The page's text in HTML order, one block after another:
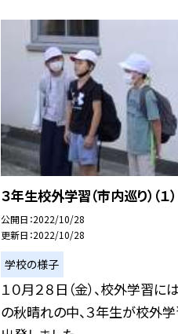
３年生校外学習（市内巡り）（１）
公開日 2022/10/28
更新日 2022/10/28
学校の様子
１０月２８日（金）、校外学習に
の秋晴れの中、３年生が校外